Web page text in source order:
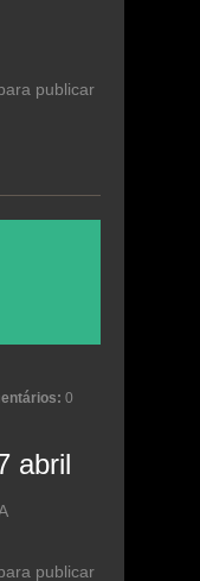
publicar
0
abril
publicar